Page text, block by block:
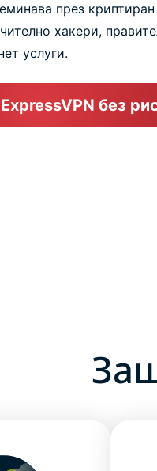
през
хакери,
услуги.
без